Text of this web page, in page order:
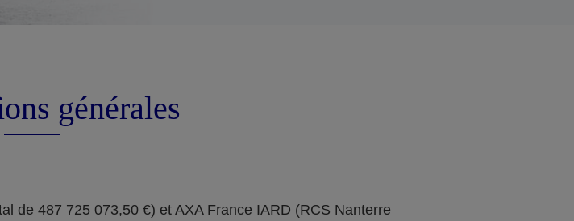
générales
de 487 725 073,50 €) et AXA France IARD (RCS Nanterre